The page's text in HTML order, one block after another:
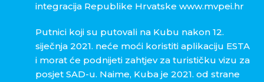
integracija Republike Hrvatske www.mvpei.hr
Putnici koji su putovali na Kubu nakon 12.
siječnja 2021. neće moći koristiti aplikaciju ESTA
i morat će podnijeti zahtjev za turističku vizu za
posjet SAD-u. Naime, Kuba je 2021. od strane